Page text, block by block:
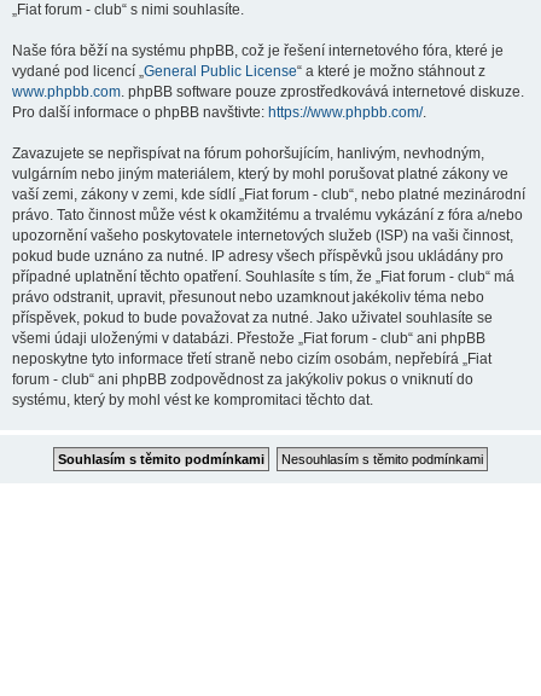
„Fiat forum - club“ s nimi souhlasíte.
Naše fóra běží na systému phpBB, což je řešení internetového fóra, které je
vydané pod licencí „General Public License“ a které je možno stáhnout z
www.phpbb.com. phpBB software pouze zprostředkovává internetové diskuze.
Pro další informace o phpBB navštivte: https://www.phpbb.com/.
Zavazujete se nepřispívat na fórum pohoršujícím, hanlivým, nevhodným,
vulgárním nebo jiným materiálem, který by mohl porušovat platné zákony ve
vaší zemi, zákony v zemi, kde sídlí „Fiat forum - club“, nebo platné mezinárodní
právo. Tato činnost může vést k okamžitému a trvalému vykázání z fóra a/nebo
upozornění vašeho poskytovatele internetových služeb (ISP) na vaši činnost,
pokud bude uznáno za nutné. IP adresy všech příspěvků jsou ukládány pro
případné uplatnění těchto opatření. Souhlasíte s tím, že „Fiat forum - club“ má
právo odstranit, upravit, přesunout nebo uzamknout jakékoliv téma nebo
příspěvek, pokud to bude považovat za nutné. Jako uživatel souhlasíte se
všemi údaji uloženými v databázi. Přestože „Fiat forum - club“ ani phpBB
neposkytne tyto informace třetí straně nebo cizím osobám, nepřebírá „Fiat
forum - club“ ani phpBB zodpovědnost za jakýkoliv pokus o vniknutí do
systému, který by mohl vést ke kompromitaci těchto dat.